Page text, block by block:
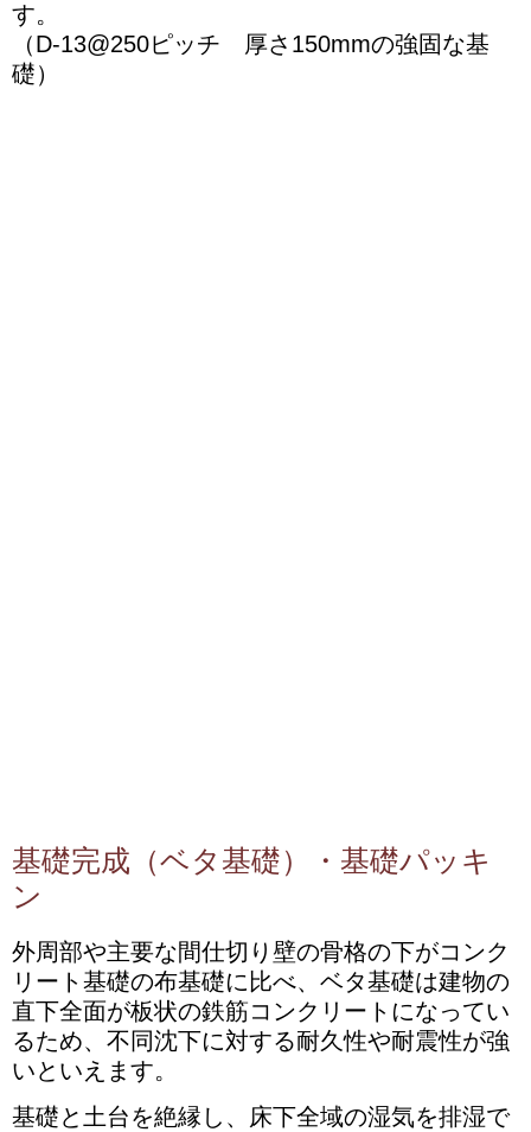
す。
（D-13@250ピッチ 厚さ150mmの強固な基
礎）
基礎完成（ベタ基礎）・基礎パッキ
ン
外周部や主要な間仕切り壁の骨格の下がコンク
リート基礎の布基礎に比べ、ベタ基礎は建物の
直下全面が板状の鉄筋コンクリートになってい
るため、不同沈下に対する耐久性や耐震性が強
いといえます。
基礎と土台を絶縁し、床下全域の湿気を排湿で